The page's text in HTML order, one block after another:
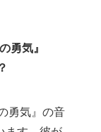
勇気』
勇気』の音